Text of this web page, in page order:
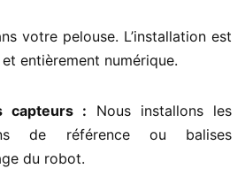
votre pelouse. L’installation est
entièrement numérique.
capteurs : Nous installons les
de référence ou balises
du robot.